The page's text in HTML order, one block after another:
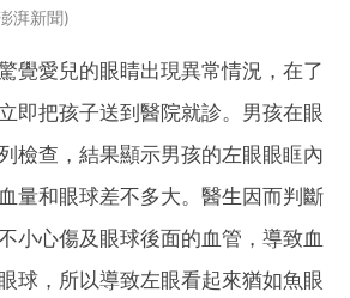
湃新聞
覺愛兒的眼睛出現異常情況，在了
即把孩子送到醫院就診。男孩在眼
檢查，結果顯示男孩的左眼眼眶內
量和眼球差不多大。醫生因而判斷
小心傷及眼球後面的血管，導致血
球，所以導致左眼看起來猶如魚眼